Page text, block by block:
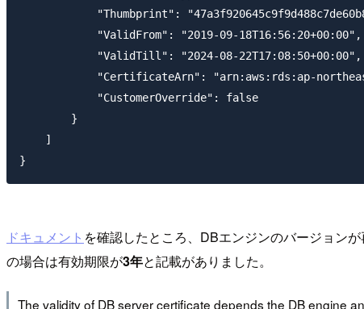
"Thumbprint":
            "ValidFrom": "2019-09-18T16:56:20+00:00",
            "ValidTill": "2024-08-22T17:08:50+00:00",
"CertificateArn": "arn:aws:rds:ap-
            "CustomerOverride": false
        }
    ]
ドキュメント を確認したところ、DBエンジンのバージョン
の場合は有効期限が3年と記載がありました。
The validity of DB server certificate depends the DB engine